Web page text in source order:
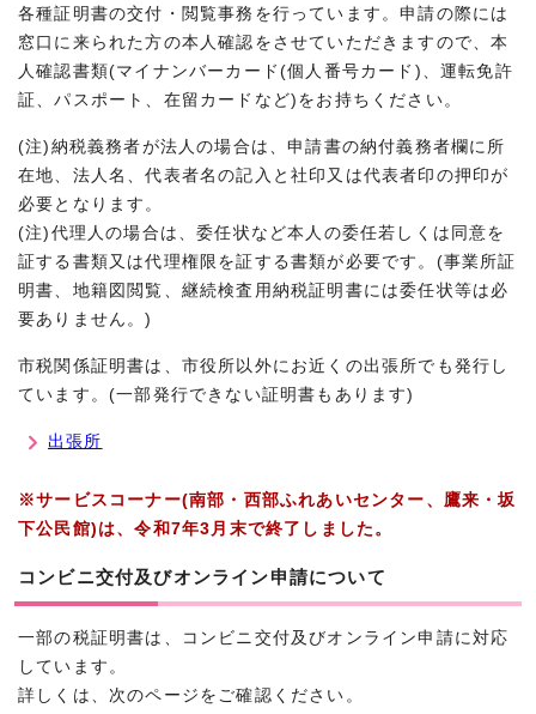
各種証明書の交付・閲覧事務を行っています。申請の際には
窓口に来られた方の本人確認をさせていただきますので、本
人確認書類(マイナンバーカード(個人番号カード)、運転免許
証、パスポート、在留カードなど)をお持ちください。
(注)納税義務者が法人の場合は、申請書の納付義務者欄に所
在地、法人名、代表者名の記入と社印又は代表者印の押印が
必要となります。
(注)代理人の場合は、委任状など本人の委任若しくは同意を
証する書類又は代理権限を証する書類が必要です。(事業所証
明書、地籍図閲覧、継続検査用納税証明書には委任状等は必
要ありません。)
市税関係証明書は、市役所以外にお近くの出張所でも発行し
ています。(一部発行できない証明書もあります)
出張所
※サービスコーナー(南部・西部ふれあいセンター、鷹来・坂
下公民館)は、令和7年3月末で終了しました。
コンビニ交付及びオンライン申請について
一部の税証明書は、コンビニ交付及びオンライン申請に対応
しています。
詳しくは、次のページをご確認ください。